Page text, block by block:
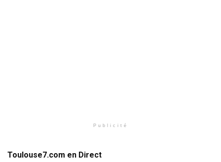
Publicité
Toulouse7.com en Direct